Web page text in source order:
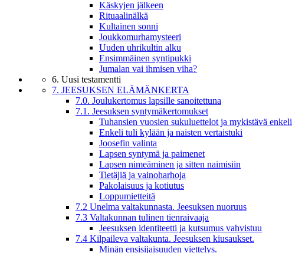
Käskyjen jälkeen
Rituaalinälkä
Kultainen sonni
Joukkomurhamysteeri
Uuden uhrikultin alku
Ensimmäinen syntipukki
Jumalan vai ihmisen viha?
6. Uusi testamentti
7. JEESUKSEN ELÄMÄNKERTA
7.0. Joulukertomus lapsille sanoitettuna
7.1. Jeesuksen syntymäkertomukset
Tuhansien vuosien sukuluettelot ja mykistävä enkeli
Enkeli tuli kylään ja naisten vertaistuki
Joosefin valinta
Lapsen syntymä ja paimenet
Lapsen nimeäminen ja sitten naimisiin
Tietäjiä ja vainoharhoja
Pakolaisuus ja kotiutus
Loppumietteitä
7.2 Unelma valtakunnasta. Jeesuksen nuoruus
7.3 Valtakunnan tulinen tienraivaaja
Jeesuksen identiteetti ja kutsumus vahvistuu
7.4 Kilpaileva valtakunta. Jeesuksen kiusaukset.
Minän ensisijaisuuden viettelys.